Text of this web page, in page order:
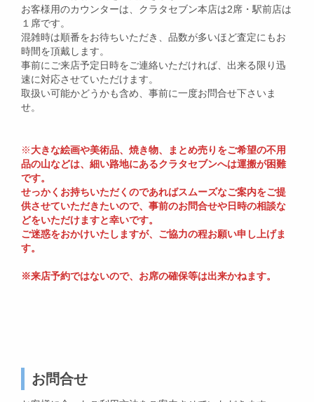
お客様用のカウンターは、クラタセブン本店は2席・駅前店は
１席です。
混雑時は順番をお待ちいただき、品数が多いほど査定にもお
時間を頂戴します。
事前にご来店予定日時をご連絡いただければ、出来る限り迅
速に対応させていただけます。
取扱い可能かどうかも含め、事前に一度お問合せ下さいま
せ。
※大きな絵画や美術品、焼き物、まとめ売りをご希望の不用
品の山などは、細い路地にあるクラタセブンへは運搬が困難
です。
せっかくお持ちいただくのであればスムーズなご案内をご提
供させていただきたいので、事前のお問合せや日時の相談な
どをいただけますと幸いです。
ご迷惑をおかけいたしますが、ご協力の程お願い申し上げま
す。
※来店予約ではないので、お席の確保等は出来かねます。
お問合せ